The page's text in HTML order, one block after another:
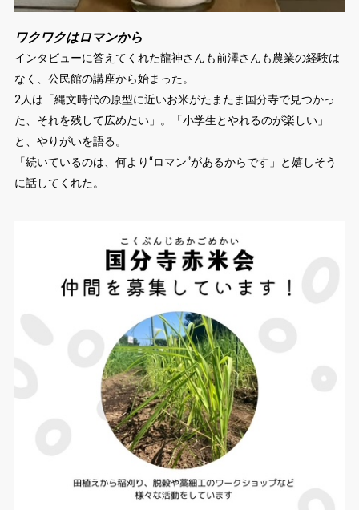
ワクワクはロマンから
インタビューに答えてくれた龍神さんも前澤さんも農業の経験は
なく、公民館の講座から始まった。
2人は「縄文時代の原型に近いお米がたまたま国分寺で見つかっ
た、それを残して広めたい」。「小学生とやれるのが楽しい」
と、やりがいを語る。
「続いているのは、何より“ロマン”があるからです」と嬉しそう
に話してくれた。